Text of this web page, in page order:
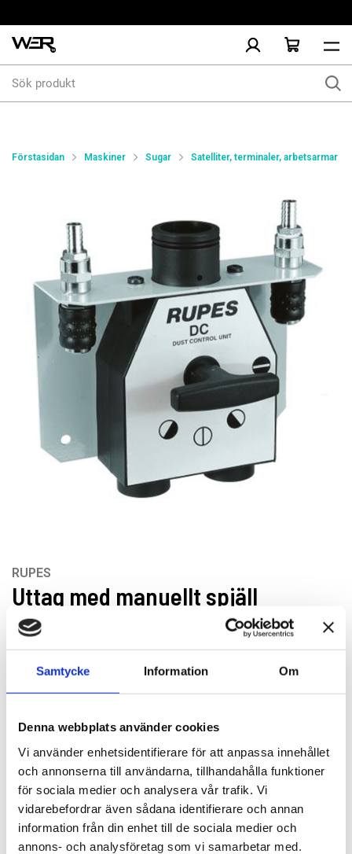
Samtycke Information Om
Denna webbplats använder cookies
Vi använder enhetsidentifierare för att anpassa innehållet
och annonserna till användarna, tillhandahålla funktioner
för sociala medier och analysera vår trafik. Vi
vidarebefordrar även sådana identifierare och annan
information från din enhet till de sociala medier och
annons- och analysföretag som vi samarbetar med.
produkt
Förstasidan Maskiner Sugar Satelliter, terminaler, arbetsarmar
RUPES
Uttag med manuellt spjäll
Artikelnr: DC2W
Rekommenderat pris: 3 550.00 kr
3 550 kr
st Lägg i varukorgen
Beställningsvara, förväntad leveranstid: 49 dagar.